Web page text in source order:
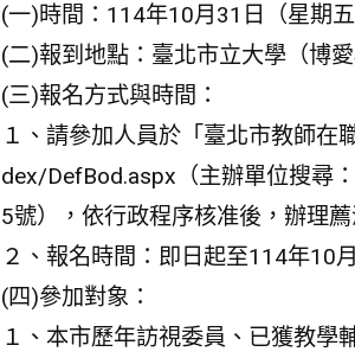
(一)時間：114年10月31日（星期
(二)報到地點：臺北市立大學（博
(三)報名方式與時間：
１、請參加人員於「臺北市教師
dex/DefBod.aspx（主辦單位搜尋
5號），依行政程序核准後，辦理薦
２、報名時間：即日起至114年10
(四)參加對象：
１、本市歷年訪視委員、已獲教學